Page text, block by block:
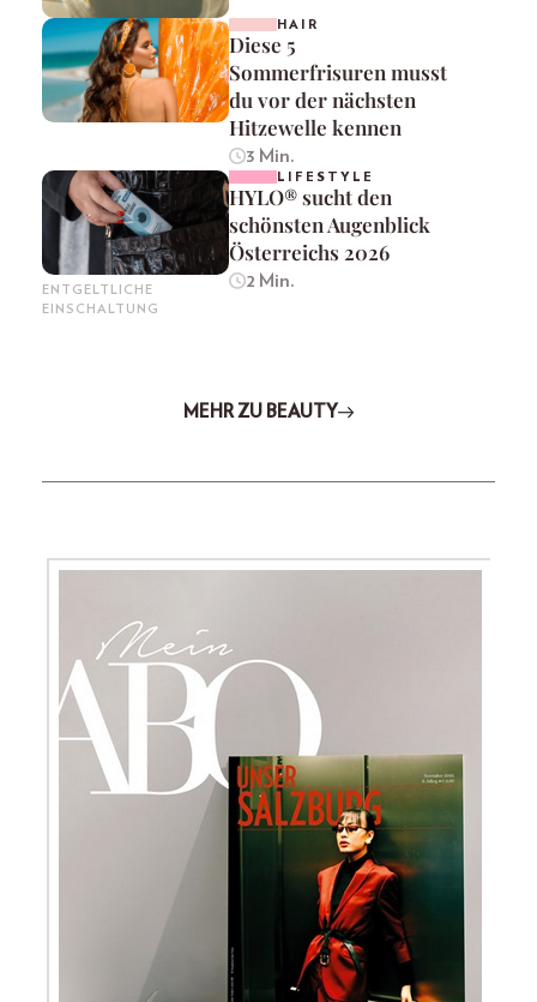
HAIR
Diese 5
Sommerfrisuren musst
du vor der nächsten
Hitzewelle kennen
3 Min.
ENTGELTLICHE
EINSCHALTUNG
LIFESTYLE
HYLO® sucht den
schönsten Augenblick
Österreichs 2026
2 Min.
MEHR ZU BEAUTY